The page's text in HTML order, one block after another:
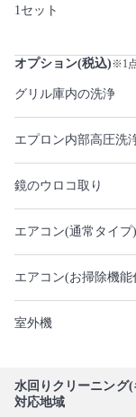
1セット
オプション(税込)※1
グリル庫内の洗浄
エプロン内部高圧洗
鏡のウロコ取り
エアコン(通常タイプ)
エアコン(お掃除機能
室外機
水回りクリーニング
対応地域